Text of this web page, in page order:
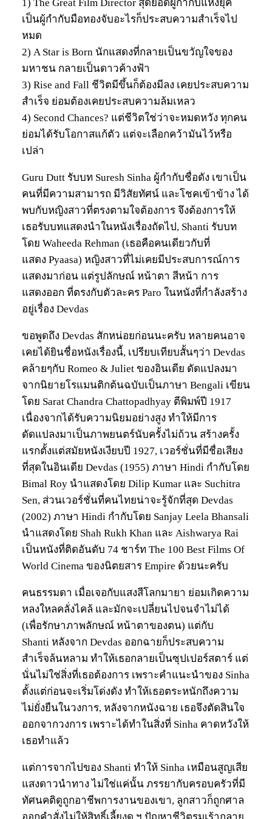
1) The Great Film Director สุดยอดผู้กำกับแห่งยุค
เป็นผู้กำกับมือทองจับอะไรก็ประสบความสำเร็จไป
หมด
2) A Star is Born นักแสดงที่กลายเป็นขวัญใจของ
มหาชน กลายเป็นดาวค้างฟ้า
3) Rise and Fall ชีวิตมีขึ้นก็ต้องมีลง เคยประสบความ
สำเร็จ ย่อมต้องเคยประสบความล้มเหลว
4) Second Chances? แต่ชีวิตใช่ว่าจะหมดหวัง ทุกคน
ย่อมได้รับโอกาสแก้ตัว แต่จะเลือกคว้ามันไว้หรือ
เปล่า
Guru Dutt รับบท Suresh Sinha ผู้กำกับชื่อดัง เขาเป็น
คนที่มีความสามารถ มีวิสัยทัศน์ และโชคเข้าข้าง ได้
พบกับหญิงสาวที่ตรงตามใจต้องการ จึงต้องการให้
เธอรับบทแสดงนำในหนังเรื่องถัดไป, Shanti รับบท
โดย Waheeda Rehman (เธอคือคนเดียวกับที่
แสดง Pyaasa) หญิงสาวที่ไม่เคยมีประสบการณ์การ
แสดงมาก่อน แต่รูปลักษณ์ หน้าตา สีหน้า การ
แสดงออก ที่ตรงกับตัวละคร Paro ในหนังที่กำลังสร้าง
อยู่เรื่อง Devdas
ขอพูดถึง Devdas สักหน่อยก่อนนะครับ หลายคนอาจ
เคยได้ยินชื่อหนังเรื่องนี้, เปรียบเทียบสั้นๆว่า Devdas
คล้ายๆกับ Romeo & Juliet ของอินเดีย ดัดแปลงมา
จากนิยายโรแมนติกต้นฉบับเป็นภาษา Bengali เขียน
โดย Sarat Chandra Chattopadhyay ตีพิมพ์ปี 1917
เนื่องจากได้รับความนิยมอย่างสูง ทำให้มีการ
ดัดแปลงมาเป็นภาพยนตร์นับครั้งไม่ถ้วน สร้างครั้ง
แรกตั้งแต่สมัยหนังเงียบปี 1927, เวอร์ชั่นที่มีชื่อเสียง
ที่สุดในอินเดีย Devdas (1955) ภาษา Hindi กำกับโดย
Bimal Roy นำแสดงโดย Dilip Kumar และ Suchitra
Sen, ส่วนเวอร์ชั่นที่คนไทยน่าจะรู้จักที่สุด Devdas
(2002) ภาษา Hindi กำกับโดย Sanjay Leela Bhansali
นำแสดงโดย Shah Rukh Khan และ Aishwarya Rai
เป็นหนังที่ติดอันดับ 74 ชาร์ท The 100 Best Films Of
World Cinema ของนิตยสาร Empire ด้วยนะครับ
คนธรรมดา เมื่อเจอกับแสงสีโลกมายา ย่อมเกิดความ
หลงใหลคลั่งไคล้ และมักจะเปลี่ยนไปจนจำไม่ได้
(เพื่อรักษาภาพลักษณ์ หน้าตาของตน) แต่กับ
Shanti หลังจาก Devdas ออกฉายก็ประสบความ
สำเร็จล้นหลาม ทำให้เธอกลายเป็นซุปเปอร์สตาร์ แต่
นั่นไม่ใช่สิ่งที่เธอต้องการ เพราะคำแนะนำของ Sinha
ตั้งแต่ก่อนจะเริ่มโด่งดัง ทำให้เธอตระหนักถึงความ
ไม่ยั่งยืนในวงการ, หลังจากหนังฉาย เธอจึงตัดสินใจ
ออกจากวงการ เพราะได้ทำในสิ่งที่ Sinha คาดหวังให้
เธอทำแล้ว
แต่การจากไปของ Shanti ทำให้ Sinha เหมือนสูญเสีย
แสงดาวนำทาง ไม่ใช่แค่นั้น ภรรยากับครอบครัวที่มี
ทัศนคติดูถูกอาชีพการงานของเขา, ลูกสาวก็ถูกศาล
ออกคำสั่งไม่ให้สิทธิ์เลี้ยงดู ฯ ปัญหาชีวิตรุมเร้ากลาย